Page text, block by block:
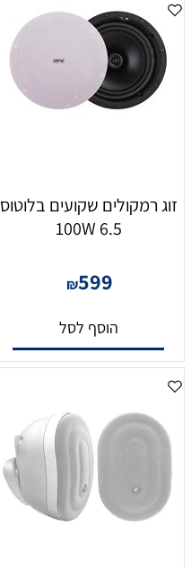
זוג רמקולים שקועים בלוטוס
6.5 100W
₪599
הוסף לסל